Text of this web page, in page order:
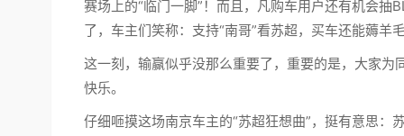
赛场上的“临门一脚”！而且，凡购车用户还有机会
了，车主们笑称：支持“南哥”看苏超，买车还能薅羊
这一刻，输赢似乎没那么重要了，重要的是，大家
快乐。
仔细咂摸这场南京车主的“苏超狂想曲”，挺有意思